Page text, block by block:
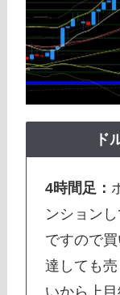
ド
4時間足：
ンション
ですので
達しても
いから上